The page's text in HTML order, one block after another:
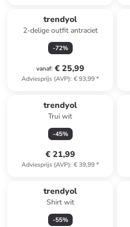
trendyol
2-delige outfit antraciet
-72%
vanaf: € 25,99
Adviesprijs (AVP): € 93,99*
trendyol
Trui wit
-45%
€ 21,99
Adviesprijs (AVP): € 39,99*
trendyol
Shirt wit
-55%